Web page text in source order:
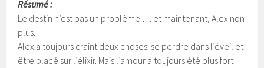
Résumé :
Le destin n’est pas un problème … et maintenant, Alex non
plus.
Alex a toujours craint deux choses: se perdre dans l’éveil et
être placé sur l’élixir. Mais l’amour a toujours été plus fort